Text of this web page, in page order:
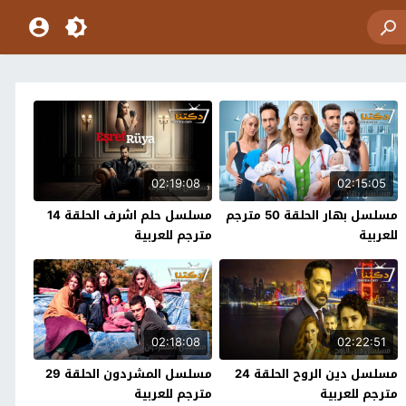
02:15:05
مسلسل بهار الحلقة 50 مترجم
للعربية
02:19:08
مسلسل حلم اشرف الحلقة 14
مترجم للعربية
02:22:51
مسلسل دين الروح الحلقة 24
مترجم للعربية
02:18:08
مسلسل المشردون الحلقة 29
مترجم للعربية